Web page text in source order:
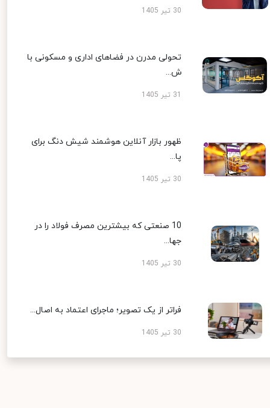
30 تیر 1405
تحولی مدرن در فضاهای اداری و مسکونی با
ش...
ظهور بازار آنلاین هوشمند شیش دنگ برای
پا...
30 تیر 1405
10 صنعتی که بیشترین مصرف فولاد را در
جها...
30 تیر 1405
فراتر از یک تصویر؛ ماجرای اعتماد به اصال...
30 تیر 1405